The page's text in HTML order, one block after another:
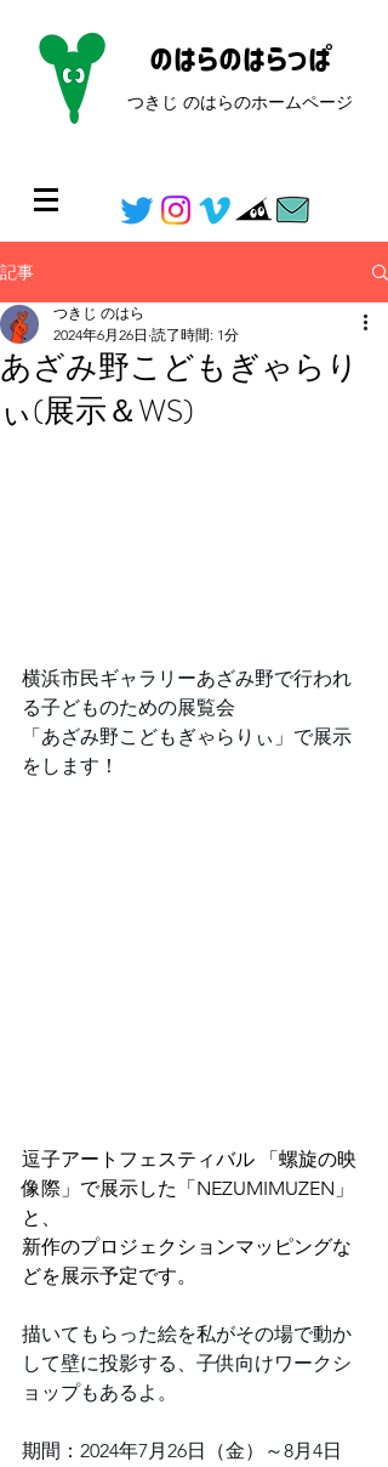
のはらのはらっぱ
つきじ のはらのホームページ​
記事
あざみ野こどもぎゃらり
ぃ(展示＆WS)
つきじ のはら
2024年6月26日 読了時間: 1分
横浜市民ギャラリーあざみ野で行われ
る子どものための展覧会
「あざみ野こどもぎゃらりぃ」で展示
をします！
逗子アートフェスティバル 「螺旋の映
像際」で展示した「NEZUMIMUZEN」
と、
新作のプロジェクションマッピングな
どを展示予定です。
描いてもらった絵を私がその場で動か
して壁に投影する、子供向けワークシ
ョップもあるよ。
期間：2024年7月26日（金）～8月4日